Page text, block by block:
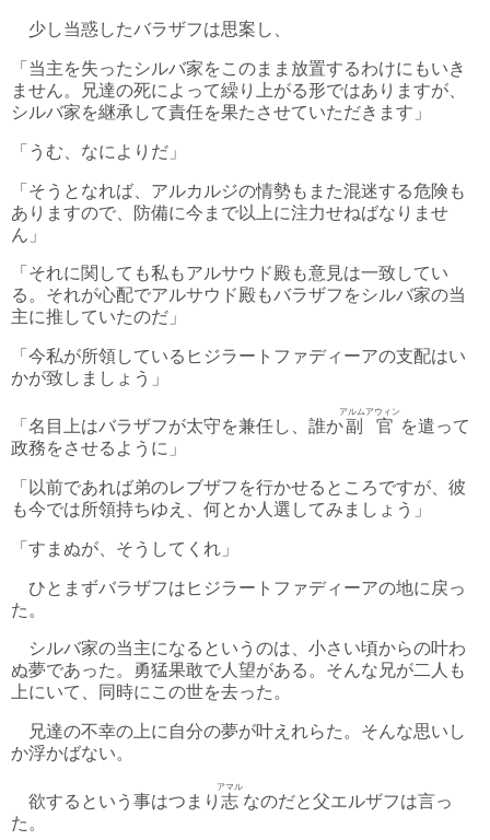
少し当惑したバラザフは思案し、
「当主を失ったシルバ家をこのまま放置するわけにもいき
ません。兄達の死によって繰り上がる形ではありますが、
シルバ家を継承して責任を果たさせていただきます」
「うむ、なによりだ」
「そうとなれば、アルカルジの情勢もまた混迷する危険も
ありますので、防備に今まで以上に注力せねばなりませ
ん」
「それに関しても私もアルサウド殿も意見は一致してい
る。それが心配でアルサウド殿もバラザフをシルバ家の当
主に推していたのだ」
「今私が所領しているヒジラートファディーアの支配はい
かが致しましょう」
「名目上はバラザフが太守を兼任し、誰か副官
アルムアウィン
を遣って
政務をさせるように」
「以前であれば弟のレブザフを行かせるところですが、彼
も今では所領持ちゆえ、何とか人選してみましょう」
「すまぬが、そうしてくれ」
ひとまずバラザフはヒジラートファディーアの地に戻っ
た。
シルバ家の当主になるというのは、小さい頃からの叶わ
ぬ夢であった。勇猛果敢で人望がある。そんな兄が二人も
上にいて、同時にこの世を去った。
兄達の不幸の上に自分の夢が叶えれらた。そんな思いし
か浮かばない。
欲するという事はつまり 志
アマル
なのだと父エルザフは言っ
た。